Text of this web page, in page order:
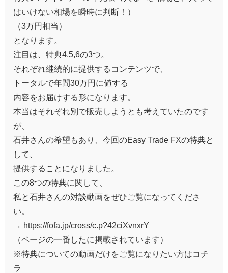
はいけない相場を瞬時に判断！）
（3万円相当）
となります。
注目は、特典4,5,6の3つ。
それぞれ継続的に提供するコンテンツで、
トータルで年間30万円に値する
内容をお届けする形になります。
本当はそれぞれ別で販売しようとも考えていたのです
が、
石井さんの希望もあり、今回のEasy Trade FXの特典と
して、
提供することになりました。
この8つの特典に関して、
私と石井さんの対談動画をぜひご覧になってくださ
い。
→ https://fofa.jp/cross/c.p?42ciXvnxrY
（ページの一番したに掲載されています）
※特典についての動画だけをご覧になりたい方はコチ
ラ